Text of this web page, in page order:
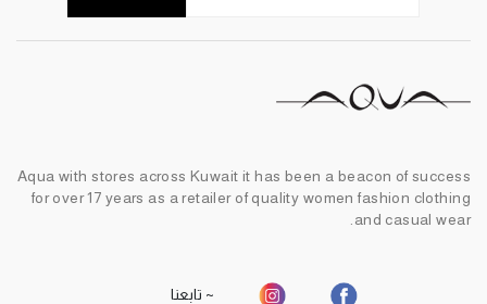
Aqua with stores across Kuwait it has been a beacon of success
for over 17 years as a retailer of quality women fashion clothing
and casual wear.
~ تابعنا